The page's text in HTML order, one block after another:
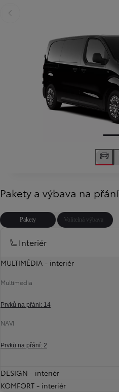
Další
Předchozí
Pakety a výbava na přání
Pakety Volitelná výbava
Interiér
MULTIMÉDIA - interiér
Multimedia
Prvků na přání: 14
NAVI
Prvků na přání: 2
DESIGN - interiér
KOMFORT - interiér